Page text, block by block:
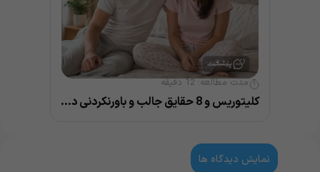
مدت مطالعه:12 دقیقه
کلیتوریس و 8 حقایق جالب و باورنکردنی درباره آن
نمایش دیدگاه ها